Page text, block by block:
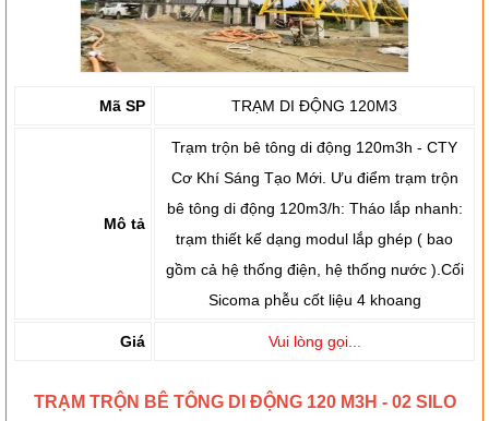
Mã SP TRẠM DI ĐỘNG 120M3
Mô tả
Trạm trộn bê tông di động 120m3h - CTY
Cơ Khí Sáng Tạo Mới. Ưu điểm trạm trộn
bê tông di động 120m3/h: Tháo lắp nhanh:
trạm thiết kế dạng modul lắp ghép ( bao
gồm cả hệ thống điện, hệ thống nước ).Cối
Sicoma phễu cốt liệu 4 khoang
Giá Vui lòng gọi...
TRẠM TRỘN BÊ TÔNG DI ĐỘNG 120 M3H - 02 SILO